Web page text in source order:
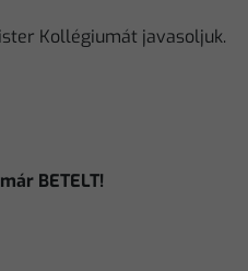
Kollégiumát javasoljuk.
BETELT!